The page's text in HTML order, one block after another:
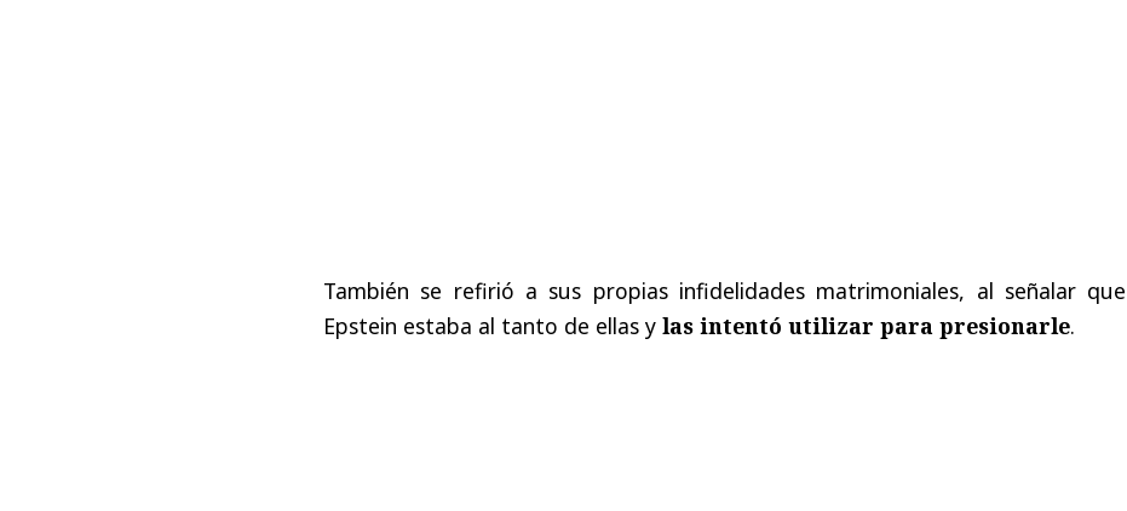
También se refirió a sus propias infidelidades matrimoniales, al señalar que
Epstein estaba al tanto de ellas y las intentó utilizar para presionarle.